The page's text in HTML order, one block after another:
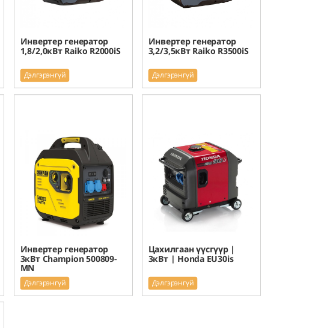
Инвертер генератор
1,8/2,0кВт Raiko R2000iS
Дэлгэрэнгүй
Инвертер генератор
3,2/3,5кВт Raiko R3500iS
Дэлгэрэнгүй
Инвертер генератор
3кВт Champion 500809-
MN
Дэлгэрэнгүй
Цахилгаан үүсгүүр |
3кВт | Honda EU30is
Дэлгэрэнгүй